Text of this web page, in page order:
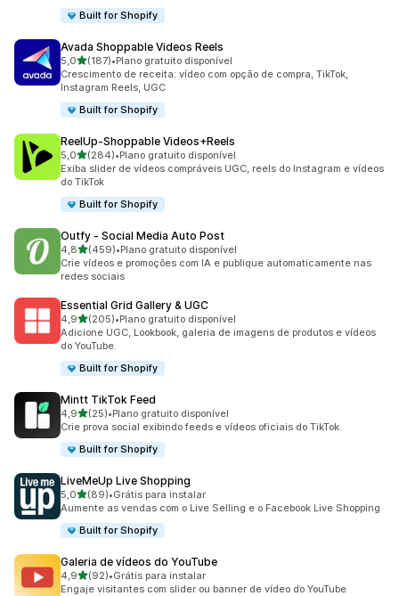
Built for Shopify
Avada Shoppable Videos Reels
5,0de 5 estrelas
(187)
187 avaliações ao todo
•Plano gratuito disponível
Crescimento de receita: vídeo com opção de compra, TikTok,
Instagram Reels, UGC
Built for Shopify
ReelUp‑Shoppable Videos+Reels
5,0de 5 estrelas
(284)
284 avaliações ao todo
•Plano gratuito disponível
Exiba slider de vídeos compráveis UGC, reels do Instagram e vídeos
do TikTok
Built for Shopify
Outfy ‑ Social Media Auto Post
4,8de 5 estrelas
(459)
459 avaliações ao todo
•Plano gratuito disponível
Crie vídeos e promoções com IA e publique automaticamente nas
redes sociais
Essential Grid Gallery & UGC
4,9de 5 estrelas
(205)
205 avaliações ao todo
•Plano gratuito disponível
Adicione UGC, Lookbook, galeria de imagens de produtos e vídeos
do YouTube.
Built for Shopify
Mintt TikTok Feed
4,9de 5 estrelas
(25)
25 avaliações ao todo
•Plano gratuito disponível
Crie prova social exibindo feeds e vídeos oficiais do TikTok.
Built for Shopify
LiveMeUp Live Shopping
5,0de 5 estrelas
(89)
89 avaliações ao todo
•Grátis para instalar
Aumente as vendas com o Live Selling e o Facebook Live Shopping
Built for Shopify
Galeria de vídeos do YouTube
4,9de 5 estrelas
(92)
92 avaliações ao todo
•Grátis para instalar
Engaje visitantes com slider ou banner de vídeo do YouTube